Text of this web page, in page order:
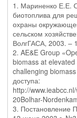
1. Мариненко Е.Е.
биотоплива для
охраны
сельском
ВолгГАСА, 2003. –
2. AE&E Group
biomass at
challenging
доступа:
http://
20Bolhar-
3. Постановление